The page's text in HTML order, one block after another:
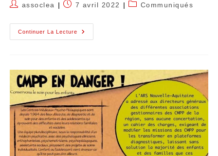
assoclea 7 avril 2022 Communiqués
Continuer La Lecture